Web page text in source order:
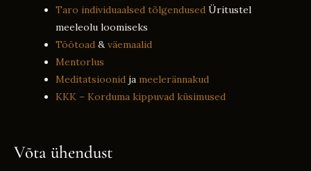
Taro individuaalsed tõlgendused Üritustel
meeleolu loomiseks
Töötoad &väemaalid
Mentorlus
Meditatsioonid ja meelerännakud
KKK – Korduma kippuvad küsimused
Võta ühendust